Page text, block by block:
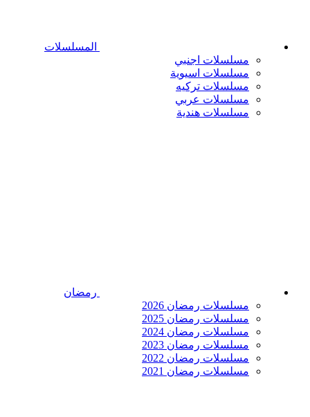
المسلسلات
مسلسلات اجنبي
مسلسلات اسيوية
مسلسلات تركيه
مسلسلات عربي
مسلسلات هندية
رمضان
مسلسلات رمضان 2026
مسلسلات رمضان 2025
مسلسلات رمضان 2024
مسلسلات رمضان 2023
مسلسلات رمضان 2022
مسلسلات رمضان 2021